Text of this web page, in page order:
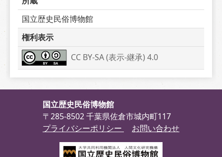
国立歴史民俗博物館
権利表示
CC BY-SA (表示-継承) 4.0
国立歴史民俗博物館
〒285-8502 千葉県佐倉市城内町117
プライバシーポリシー
お問い合わせ